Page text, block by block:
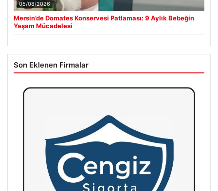
05/08/2026
Mersin’de Domates Konservesi Patlaması: 9 Aylık Bebeğin
Yaşam Mücadelesi
Son Eklenen Firmalar